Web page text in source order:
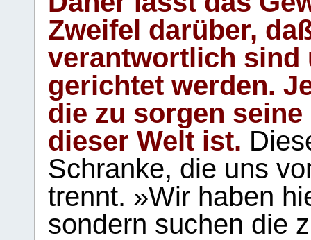
Zweifel darüber,
verantwortlich sind
gerichtet werden.
die zu sorgen
dieser Welt ist.
Schranke, die uns
trennt. »Wir haben
sondern suchen die